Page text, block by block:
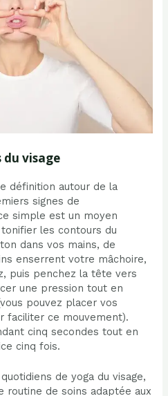
du visage
définition autour de la
signes de
simple est un moyen
les contours du
dans vos mains, de
enserrent votre mâchoire,
puis penchez la tête vers
une pression tout en
pouvez placer vos
faciliter ce mouvement).
cinq secondes tout en
cinq fois.
de yoga du visage,
routine de soins adaptée aux